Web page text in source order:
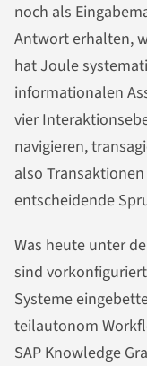
noch als
Antwort erhalten,
hat Joule
informationalen
vier
navigieren,
also
entscheidende
Was heute unter
sind
Systeme
teilautonom
SAP Knowledge